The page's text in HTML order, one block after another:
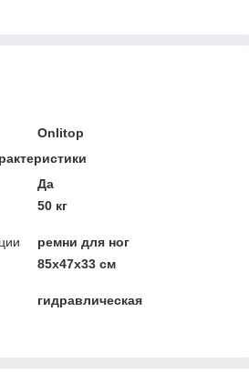
Onlitop
Да
50 кг
ремни для ног
85x47x33 см
гидравлическая